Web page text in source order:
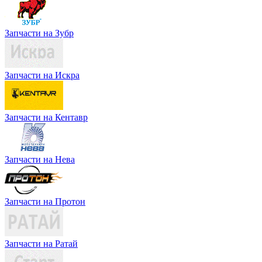
Запчасти на Зубр
Запчасти на Искра
Запчасти на Кентавр
Запчасти на Нева
Запчасти на Протон
Запчасти на Ратай